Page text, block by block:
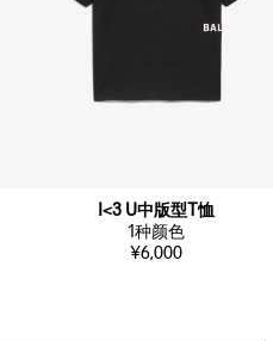
I<3 U中版型T恤
1种颜色
¥6,000